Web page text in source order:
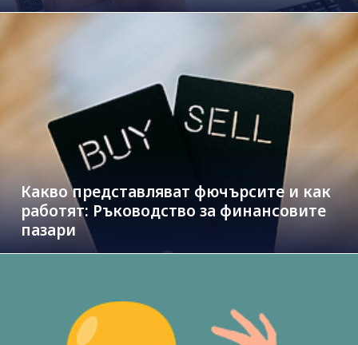
Какво представляват фючърсите и как
работят: Ръководство за финансовите
пазари